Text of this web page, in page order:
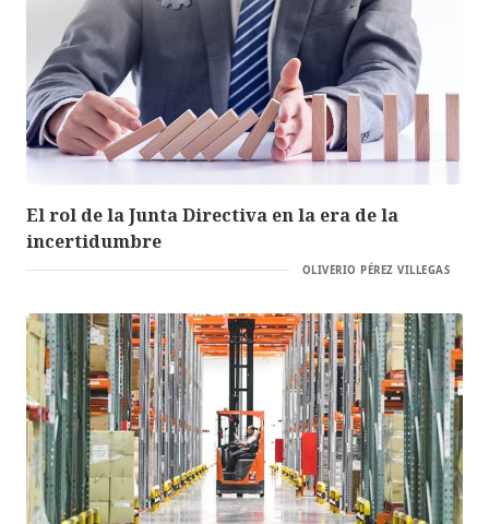
El rol de la Junta Directiva en la era de la
incertidumbre
OLIVERIO PÉREZ VILLEGAS